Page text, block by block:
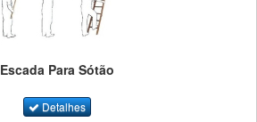
Escada Para Sótão
Detalhes